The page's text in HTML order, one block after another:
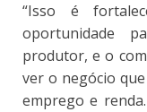
“Isso é
oportunidade
produtor, e o
ver o negócio
emprego e